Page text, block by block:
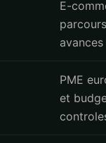
E-
avances
PME
et